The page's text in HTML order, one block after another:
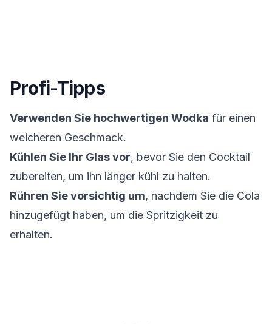
Profi-Tipps
Verwenden Sie hochwertigen Wodka für einen
weicheren Geschmack.
Kühlen Sie Ihr Glas vor, bevor Sie den Cocktail
zubereiten, um ihn länger kühl zu halten.
Rühren Sie vorsichtig um, nachdem Sie die Cola
hinzugefügt haben, um die Spritzigkeit zu
erhalten.